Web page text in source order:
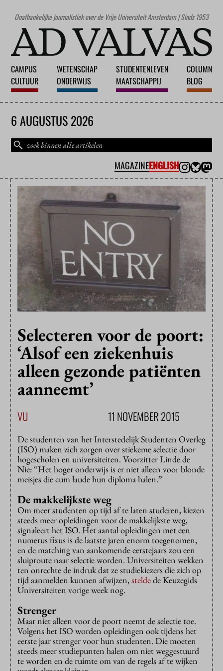
Onafhankelijke journalistiek over de Vrije Universiteit Amsterdam | Sinds 1953
CAMPUS
CULTUUR
WETENSCHAP
ONDERWIJS
STUDENTENLEVEN
MAATSCHAPPIJ
COLUMN
BLOG
6 AUGUSTUS 2026
MAGAZINEENGLISH
Selecteren voor de poort:
‘Alsof een ziekenhuis
alleen gezonde patiënten
aanneemt’
VU 11 NOVEMBER 2015
De studenten van het Interstedelijk Studenten Overleg
(ISO) maken zich zorgen over stiekeme selectie door
hogescholen en universiteiten. Voorzitter Linde de
Nie: “Het hoger onderwijs is er niet alleen voor blonde
meisjes die cum laude hun diploma halen.”
De makkelijkste weg
Om meer studenten op tijd af te laten studeren, kiezen
steeds meer opleidingen voor de makkelijkste weg,
signaleert het ISO. Het aantal opleidingen met een
numerus fixus is de laatste jaren enorm toegenomen,
en de matching van aankomende eerstejaars zou een
sluiproute naar selectie worden. Universiteiten wekken
ten onrechte de indruk dat ze studiekiezers die zich op
tijd aanmelden kunnen afwijzen,steldede Keuzegids
Universiteiten vorige week nog.
Strenger
Maar niet alleen voor de poort neemt de selectie toe.
Volgens het ISO worden opleidingen ook tijdens het
eerste jaar strenger voor hun studenten. Die moeten
steeds meer studiepunten halen om niet weggestuurd
te worden en de ruimte om van de regels af te wijken